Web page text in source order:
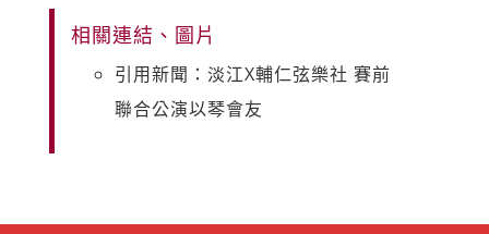
相關連結、圖片
引用新聞：淡江X輔仁弦樂社 賽前
聯合公演以琴會友